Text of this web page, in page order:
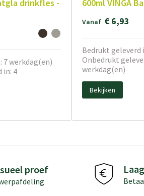
drinkfles -
7 werkdag(en)
in: 4
600ml VINGA
Vanaf € 6,93
Bedrukt geleverd
Onbedrukt
werkdag(en)
Bekijken
proef